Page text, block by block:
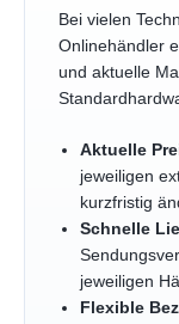
Bei vielen
Onlinehändler
und aktuelle
Aktuelle
jeweiligen
kurzfristig
Schnelle
jeweiligen
Flexible